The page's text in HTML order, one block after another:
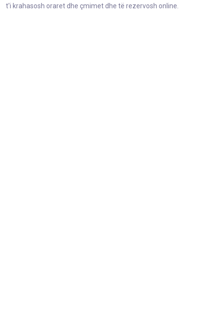
t'i krahasosh oraret dhe çmimet dhe të rezervosh online.